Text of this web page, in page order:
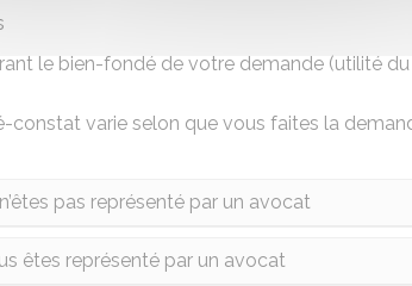
le bien-fondé de votre demande (utilité
constat varie selon que vous faites la
pas représenté par un avocat
êtes représenté par un avocat